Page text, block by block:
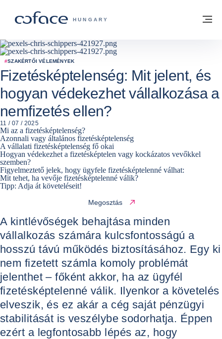
COFACE FOR TRADE - A COFACE
HUNGARY
Vissza a főoldalra
#SZAKÉRTŐI VÉLEMÉNYEK
Fizetésképtelenség: Mit jelent, és
hogyan védekezhet vállalkozása a
nemfizetés ellen?
11 / 07 / 2025
Mi az a fizetésképtelenség?
Azonnali vagy általános fizetésképtelenség
A vállalati fizetésképtelenség fő okai
Hogyan védekezhet a fizetésképtelen vagy kockázatos vevőkkel
szemben?
Figyelmeztető jelek, hogy ügyfele fizetésképtelenné válhat:
Mit tehet, ha vevője fizetésképtelenné válik?
Tipp: Adja át követeléseit!
Megosztás
A kintlévőségek behajtása minden
vállalkozás számára kulcsfontosságú a
hosszú távú működés biztosításához. Egy ki
nem fizetett számla komoly problémát
jelenthet – főként akkor, ha az ügyfél
fizetésképtelenné válik. Ilyenkor a követelés
elveszik, és ez akár a cég saját pénzügyi
stabilitását is veszélybe sodorhatja. Éppen
ezért a legfontosabb lépés az, hogy